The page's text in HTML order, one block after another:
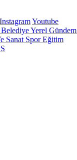
InstagramYoutube
BelediyeYerel Gündem
Sanat SporEğitim